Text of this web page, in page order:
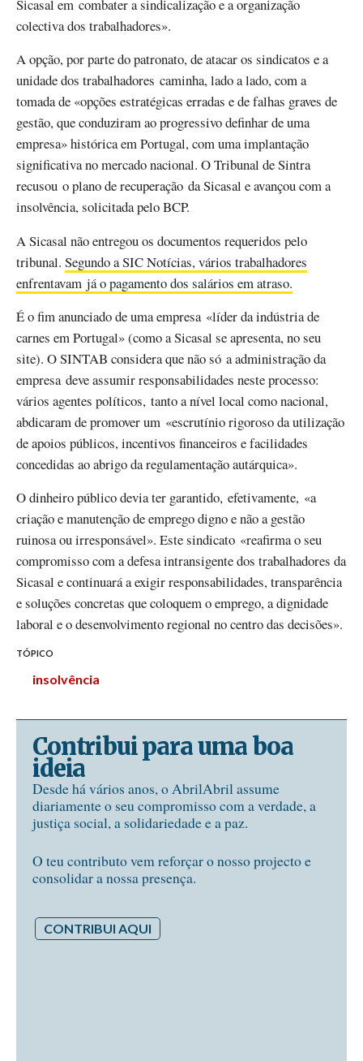
Sicasal em combater a sindicalização e a organização
colectiva dos trabalhadores».
A opção, por parte do patronato, de atacar os sindicatos e a
unidade dos trabalhadores caminha, lado a lado, com a
tomada de «opções estratégicas erradas e de falhas graves de
gestão, que conduziram ao progressivo definhar de uma
empresa» histórica em Portugal, com uma implantação
significativa no mercado nacional. O Tribunal de Sintra
recusou o plano de recuperação da Sicasal e avançou com a
insolvência, solicitada pelo BCP.
A Sicasal não entregou os documentos requeridos pelo
tribunal. Segundo a SIC Notícias, vários trabalhadores
enfrentavam já o pagamento dos salários em atraso.
É o fim anunciado de uma empresa «líder da indústria de
carnes em Portugal» (como a Sicasal se apresenta, no seu
site). O SINTAB considera que não só a administração da
empresa deve assumir responsabilidades neste processo:
vários agentes políticos, tanto a nível local como nacional,
abdicaram de promover um «escrutínio rigoroso da utilização
de apoios públicos, incentivos financeiros e facilidades
concedidas ao abrigo da regulamentação autárquica».
O dinheiro público devia ter garantido, efetivamente, «a
criação e manutenção de emprego digno e não a gestão
ruinosa ou irresponsável». Este sindicato «reafirma o seu
compromisso com a defesa intransigente dos trabalhadores da
Sicasal e continuará a exigir responsabilidades, transparência
e soluções concretas que coloquem o emprego, a dignidade
laboral e o desenvolvimento regional no centro das decisões».
TÓPICO
insolvência
Contribui para uma boa
ideia
Desde há vários anos, o AbrilAbril assume
diariamente o seu compromisso com a verdade, a
justiça social, a solidariedade e a paz.
O teu contributo vem reforçar o nosso projecto e
consolidar a nossa presença.
CONTRIBUI AQUI